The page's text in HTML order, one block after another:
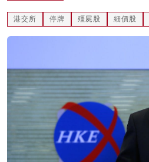
港交所 停牌 殭屍股 細價股